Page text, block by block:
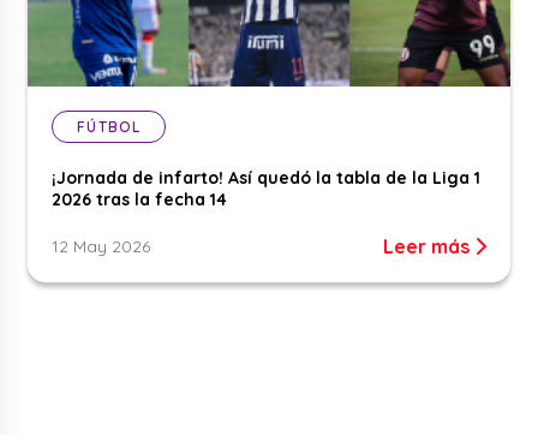
FÚTBOL
¡Jornada de infarto! Así quedó la tabla de la Liga 1
2026 tras la fecha 14
12 May 2026 Leer más